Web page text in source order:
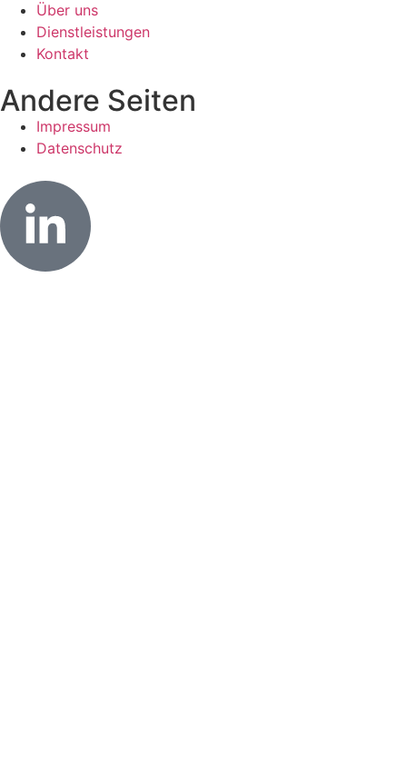
Über uns
Dienstleistungen
Kontakt
Andere Seiten
Impressum
Datenschutz